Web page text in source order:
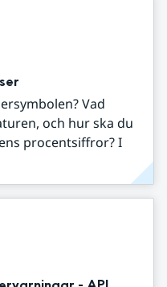
Vad
och hur ska du
procentsiffror? I